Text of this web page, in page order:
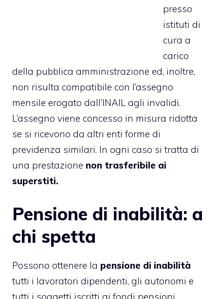
presso
istituti di
cura a
carico
della pubblica amministrazione ed, inoltre,
non risulta compatibile con l’assegno
mensile erogato dall’INAIL agli invalidi.
L’assegno viene concesso in misura ridotta
se si ricevono da altri enti forme di
previdenza similari. In ogni caso si tratta di
una prestazione non trasferibile ai
superstiti.
Pensione di inabilità: a
chi spetta
Possono ottenere la pensione di inabilità
tutti i lavoratori dipendenti, gli autonomi e
tutti i soggetti iscritti ai fondi pensioni